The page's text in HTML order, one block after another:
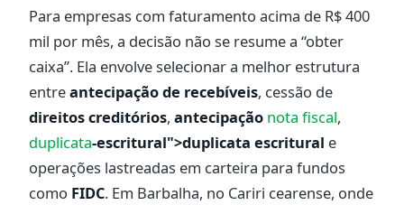
Para empresas com faturamento acima de R$ 400
mil por mês, a decisão não se resume a “obter
caixa”. Ela envolve selecionar a melhor estrutura
entreantecipação de recebíveis, cessão de
direitos creditórios, antecipação nota fiscal,
duplicata-escritural">duplicata escritural e
operações lastreadas em carteira para fundos
como FIDC. Em Barbalha, no Cariri cearense, onde